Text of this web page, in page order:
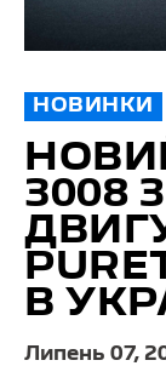
НОВИНКИ
3008
В
Липень 07,